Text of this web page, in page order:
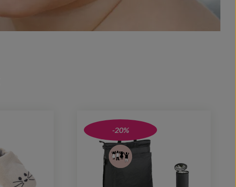
-20%